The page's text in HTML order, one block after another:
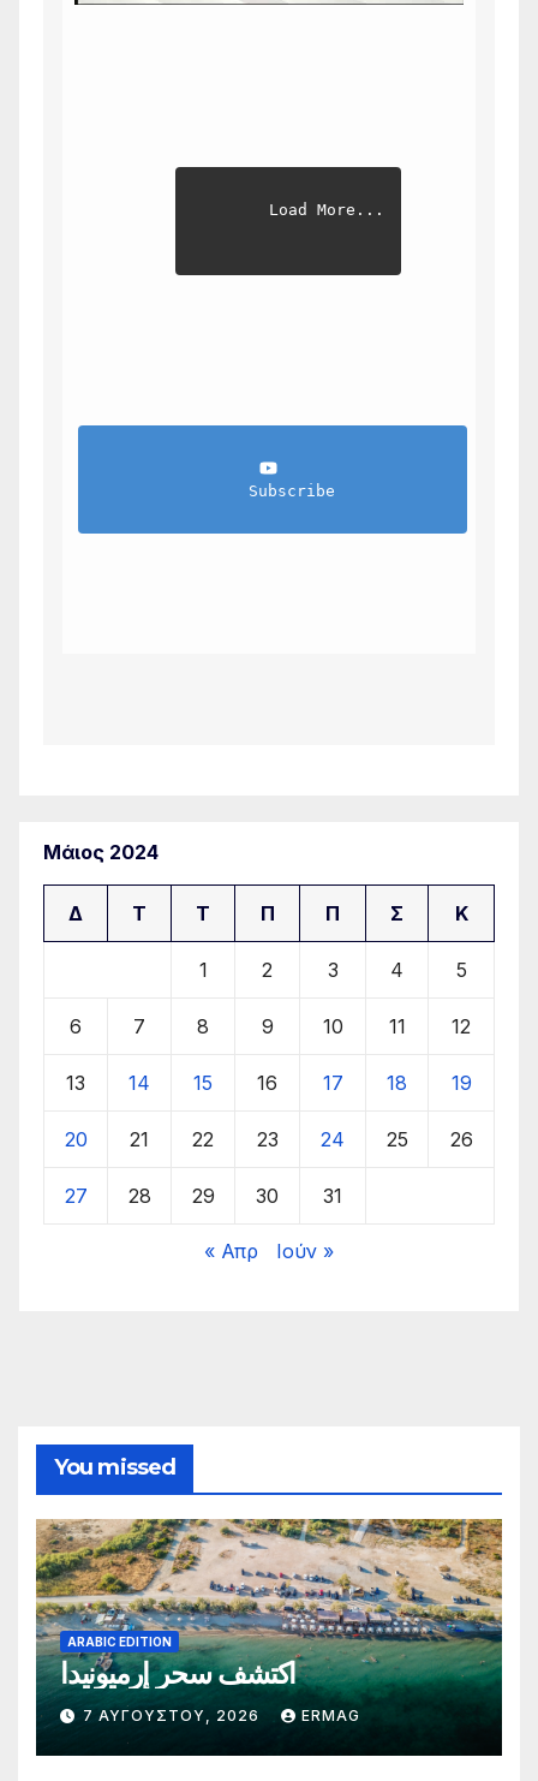
Load More...
                Subscribe
Μάιος 2024
Δ Τ Τ Π Π Σ Κ
1 2 3 4 5
6 7 8 9 10 11 12
13 14 15 16 17 18 19
20 21 22 23 24 25 26
27 28 29 30 31
« Απρ Ιούν »
You missed
ARABIC EDITION
اكتشف سحر إرميونيدا
7 ΑΥΓΟΎΣΤΟΥ, 2026 ERMAG